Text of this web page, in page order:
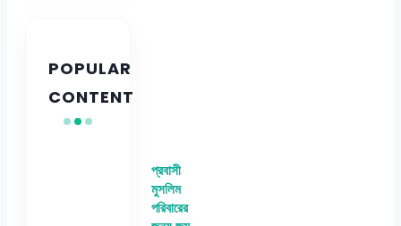
POPULAR
CONTENT
প্রবাসী
মুসলিম
পরিবারের